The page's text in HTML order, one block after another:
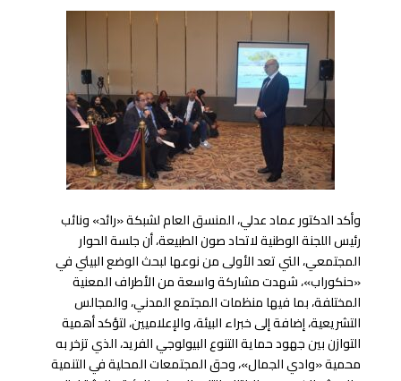
وأكد الدكتور عماد عدلي، المنسق العام لشبكة «رائد» ونائب
رئيس اللجنة الوطنية لاتحاد صون الطبيعة، أن جلسة الحوار
المجتمعي، التي تعد الأولى من نوعها لبحث الوضع البيئي في
«حنكوراب»، شهدت مشاركة واسعة من الأطراف المعنية
المختلفة، بما فيها منظمات المجتمع المدني، والمجالس
التشريعية، إضافة إلى خبراء البيئة، والإعلاميين، لتؤكد أهمية
التوازن بين جهود حماية التنوع البيولوجي الفريد، الذي تزخر به
محمية «وادي الجمال»، وحق المجتمعات المحلية في التنمية